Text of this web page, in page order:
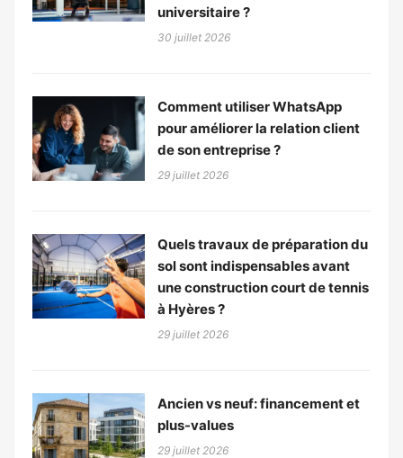
universitaire ?
30 juillet 2026
Comment utiliser WhatsApp
pour améliorer la relation client
de son entreprise ?
29 juillet 2026
Quels travaux de préparation du
sol sont indispensables avant
une construction court de tennis
à Hyères ?
29 juillet 2026
Ancien vs neuf: financement et
plus-values
29 juillet 2026